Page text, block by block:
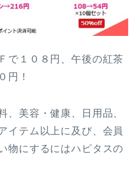
で１０８円、午後の紅茶
円！
、美容・健康、日用品、
イテム以上に及び、会員
物にするにはハピタスの